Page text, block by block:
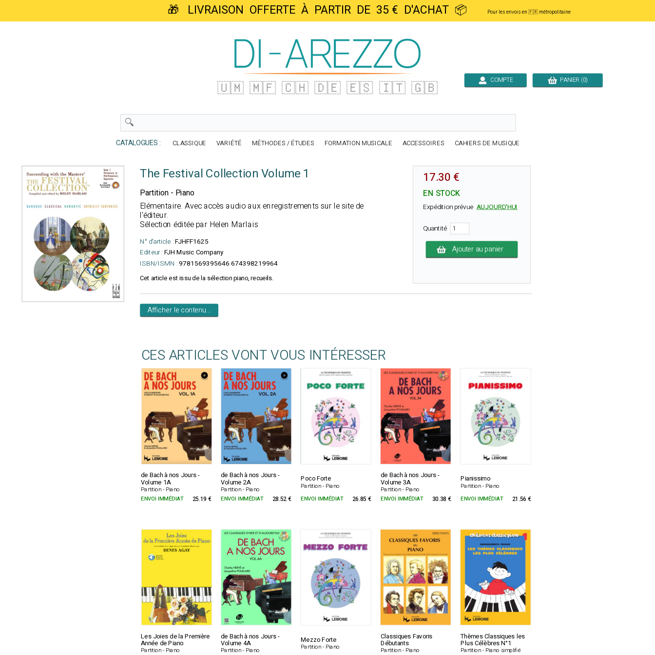
🎁 LIVRAISON OFFERTE À PARTIR DE 35 € D'ACHAT 📦 Pour les envois en 🇫🇷 métropolitaine
🇺🇲 🇲🇫 🇨🇭 🇩🇪 🇪🇸 🇮🇹 🇬🇧 COMPTE PANIER (0)
CATALOGUES : CLASSIQUE VARIÉTÉ MÉTHODES / ÉTUDES FORMATION MUSICALE ACCESSOIRES CAHIERS DE MUSIQUE
The Festival Collection Volume 1
Partition - Piano
Elémentaire. Avec accès audio aux enregistrements sur le site de
l'éditeur.
Sélection éditée par Helen Marlais
N° d'article :FJHFF1625
Editeur : FJH Music Company
ISBN/ISMN :9781569395646 674398219964
Cet article est issu de la sélection piano, recueils.
17.30 €
EN STOCK
Expédition prévueAUJOURD'HUI
Quantité
Ajouter au panier
Afficher le contenu...
CES ARTICLES VONT VOUS INTÉRESSER
de Bach à nos Jours -
Volume 1A
Partition - Piano
de Bach à nos Jours -
Volume 2A
Partition - Piano
Poco Forte
Partition - Piano
de Bach à nos Jours -
Volume 3A
Partition - Piano
Pianissimo
Partition - Piano
ENVOI IMMÉDIAT
25.19 € ENVOI IMMÉDIAT 28.52 € ENVOI IMMÉDIAT 26.85 € ENVOI IMMÉDIAT 30.38 € ENVOI IMMÉDIAT 21.56 €
Les Joies de la Première
Année de Piano
Partition - Piano
de Bach à nos Jours -
Volume 4A
Partition - Piano
Mezzo Forte
Partition - Piano
Classiques Favoris
Débutants
Partition - Piano
Thèmes Classiques les
Plus Célèbres N°1
Partition - Piano simplifié